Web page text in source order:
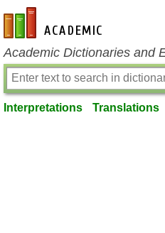
en-academic.com
Academic Dictionaries and
Interpretations Translations